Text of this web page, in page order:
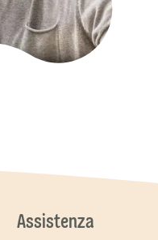
Assistenza